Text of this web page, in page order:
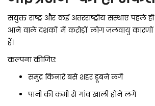
संयुक्त राष्ट्र और कई अंतरराष्ट्रीय संस्थाएं पहले
आने वाले दशकों में करोड़ों लोग जलवायु कारणों
हैं।
कल्पना कीजिए:
समुद्र किनारे बसे शहर डूबने लगें
पानी की कमी से गांव खाली होने लगें